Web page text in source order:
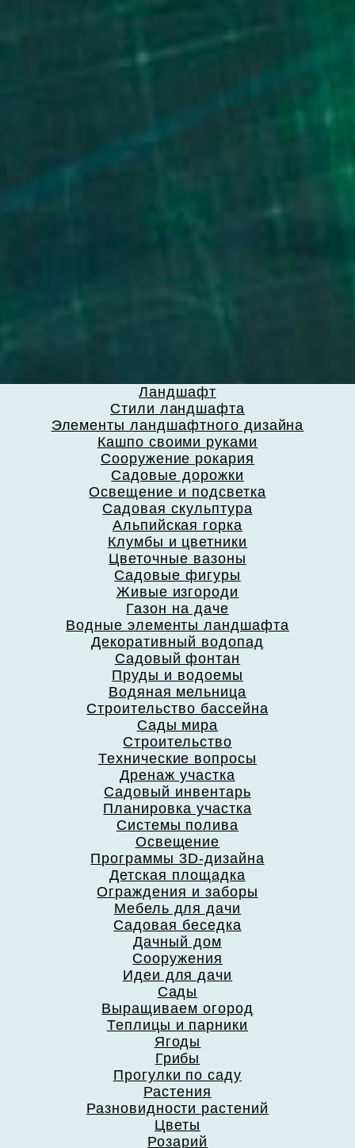
Ландшафт
Стили ландшафта
Элементы ландшафтного дизайна
Кашпо своими руками
Сооружение рокария
Садовые дорожки
Освещение и подсветка
Садовая скульптура
Альпийская горка
Клумбы и цветники
Цветочные вазоны
Садовые фигуры
Живые изгороди
Газон на даче
Водные элементы ландшафта
Декоративный водопад
Садовый фонтан
Пруды и водоемы
Водяная мельница
Строительство бассейна
Сады мира
Строительство
Технические вопросы
Дренаж участка
Садовый инвентарь
Планировка участка
Системы полива
Освещение
Программы 3D-дизайна
Детская площадка
Ограждения и заборы
Мебель для дачи
Садовая беседка
Дачный дом
Сооружения
Идеи для дачи
Сады
Выращиваем огород
Теплицы и парники
Ягоды
Грибы
Прогулки по саду
Растения
Разновидности растений
Цветы
Розарий